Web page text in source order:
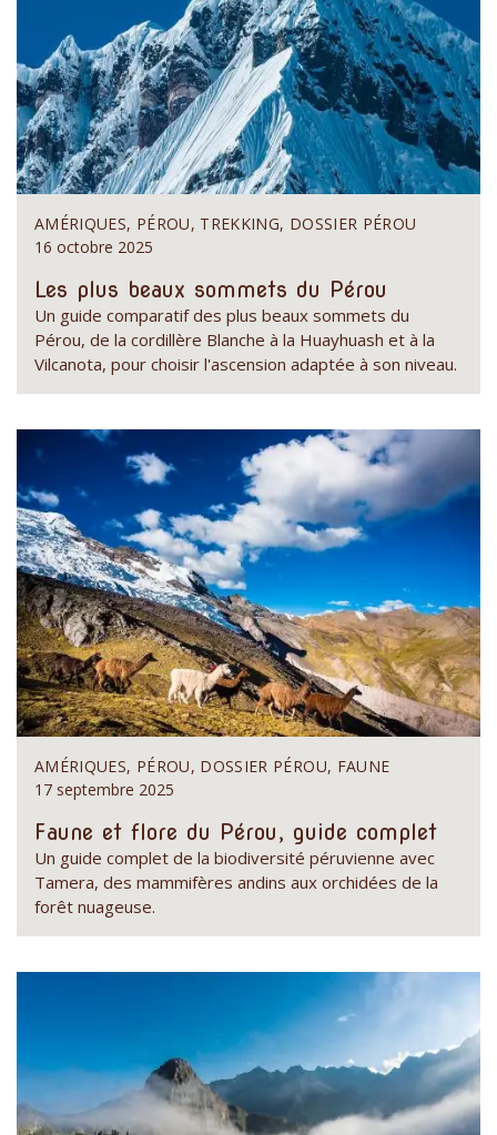
AMÉRIQUES, PÉROU, TREKKING, DOSSIER PÉROU
16 octobre 2025
Les plus beaux sommets du Pérou
Un guide comparatif des plus beaux sommets du
Pérou, de la cordillère Blanche à la Huayhuash et à la
Vilcanota, pour choisir l'ascension adaptée à son niveau.
AMÉRIQUES, PÉROU, DOSSIER PÉROU, FAUNE
17 septembre 2025
Faune et flore du Pérou, guide complet
Un guide complet de la biodiversité péruvienne avec
Tamera, des mammifères andins aux orchidées de la
forêt nuageuse.